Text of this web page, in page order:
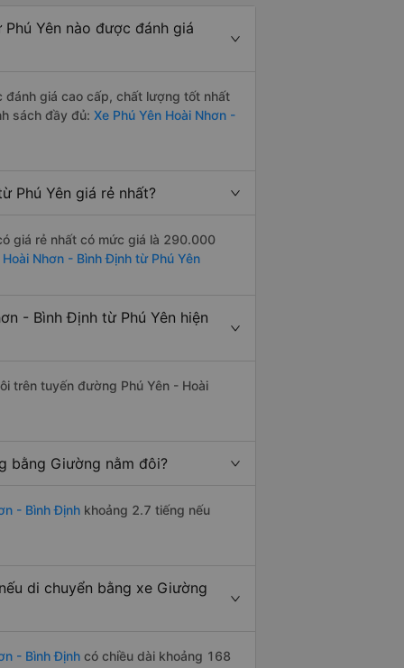
Yên nào được đánh giá
đánh giá cao cấp, chất lượng tốt nhất
sách đầy đủ: Xe Phú Yên Hoài Nhơn -
Phú Yên giá rẻ nhất?
giá rẻ nhất có mức giá là 290.000
Hoài Nhơn - Bình Định từ Phú Yên
- Bình Định từ Phú Yên hiện
trên tuyến đường Phú Yên - Hoài
bằng Giường nằm đôi?
- Bình Định khoảng 2.7 tiếng nếu
di chuyển bằng xe Giường
- Bình Định có chiều dài khoảng 168